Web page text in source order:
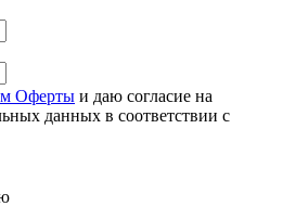
Оферты и даю согласие на
данных в соответствии с